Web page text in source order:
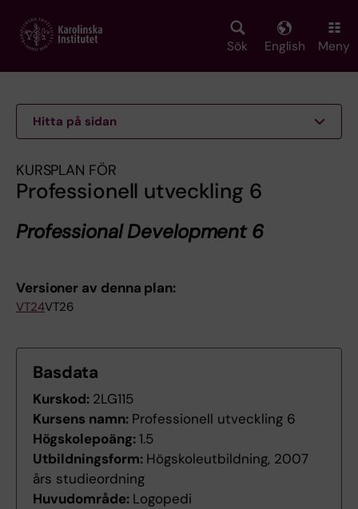
main
Sök English Meny
Hitta på sidan
KURSPLAN FÖR
Professionell utveckling 6
Professional Development 6
Versioner av denna plan:
VT24VT26
Basdata
Kurskod: 2LG115
Kursens namn: Professionell utveckling 6
Högskolepoäng:1.5
Utbildningsform: Högskoleutbildning, 2007
års studieordning
Huvudområde: Logopedi